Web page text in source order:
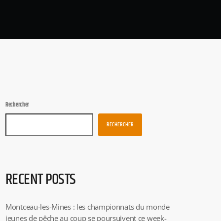
Rechercher
RECHERCHER
RECENT POSTS
Montceau-les-Mines : les championnats du monde
jeunes de pêche au coup se poursuivent ce week-